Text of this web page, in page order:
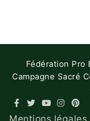
Fédération Pro
Campagne Sacré
Mentions